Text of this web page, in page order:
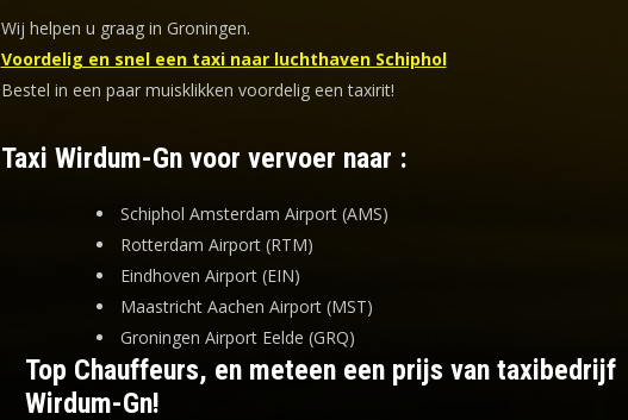
Wij helpen u graag in Groningen.
Voordelig en snel een taxi naar luchthaven Schiphol
Bestel in een paar muisklikken voordelig een taxirit!
Taxi Wirdum-Gn voor vervoer naar :
Schiphol Amsterdam Airport (AMS)
Rotterdam Airport (RTM)
Eindhoven Airport (EIN)
Maastricht Aachen Airport (MST)
Groningen Airport Eelde (GRQ)
Top Chauffeurs, en meteen een prijs van taxibedrijf
Wirdum-Gn!